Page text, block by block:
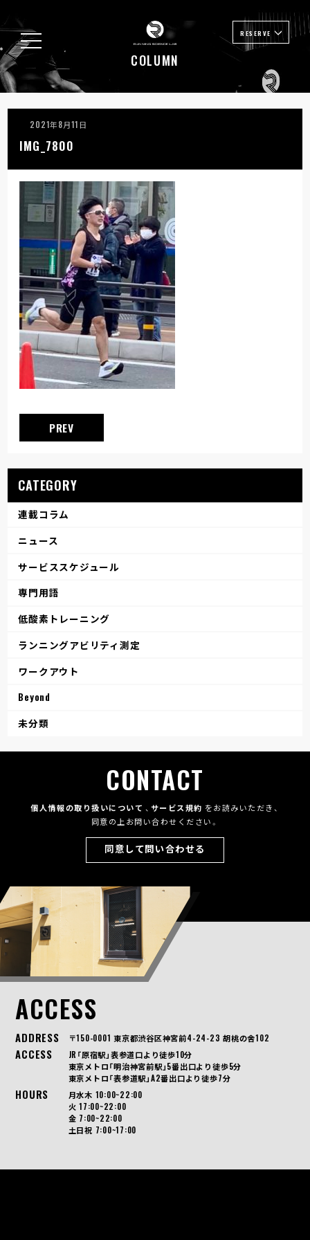
RESERVE
COLUMN
2021年8月11日
IMG_7800
PREV
CATEGORY
連載コラム
ニュース
サービススケジュール
専門用語
低酸素トレーニング
ランニングアビリティ測定
ワークアウト
Beyond
未分類
CONTACT
個人情報の取り扱いについて 、 サービス規約 をお読みいただき、
同意の上お問い合わせください。
同意して問い合わせる
ACCESS
ADDRESS 〒150-0001 東京都渋谷区神宮前4-24-23 胡桃の舎102
ACCESS
JR「原宿駅」表参道口より徒歩10分
東京メトロ「明治神宮前駅」5番出口より徒歩5分
東京メトロ「表参道駅」A2番出口より徒歩7分
HOURS
月水木 10:00~22:00
火 17:00~22:00
金 7:00~22:00
土日祝 7:00~17:00